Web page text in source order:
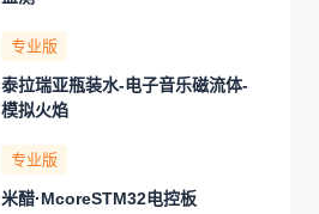
专业版
泰拉瑞亚瓶装水-电子音乐磁流体-
模拟火焰
专业版
米醋·McoreSTM32电控板